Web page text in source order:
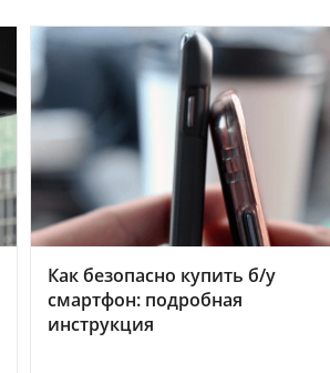
Как безопасно купить б/у
смартфон: подробная
инструкция